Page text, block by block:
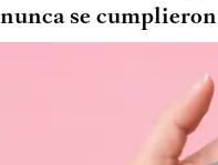
nunca se cumplieron